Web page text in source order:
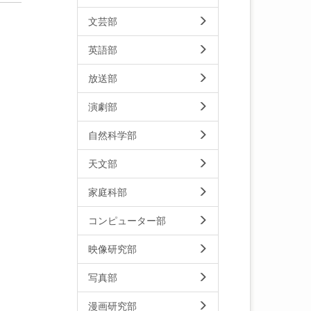
文芸部
英語部
放送部
演劇部
自然科学部
天文部
家庭科部
コンピューター部
映像研究部
写真部
漫画研究部